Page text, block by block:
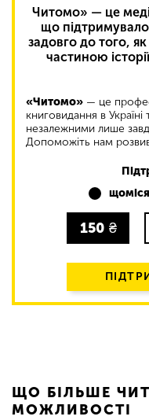
Читомо» — це
що
задовго до того,
частиною
«Читомо» — це
книговидання в
незалежними лише
Допоможіть нам
150 ₴
ЩО БІЛЬШЕ
МОЖЛИВОСТІ